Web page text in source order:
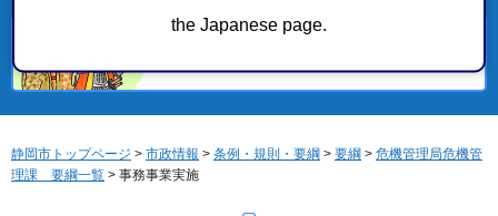
the Japanese page.
静岡市トップページ > 市政情報 > 条例・規則・要綱 > 要綱 > 危機管理局危機管
理課 要綱一覧 > 事務事業実施